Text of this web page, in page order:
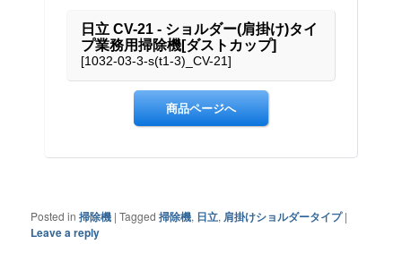
Posted in 掃除機 |Tagged 掃除機, 日立, 肩掛けショルダータイプ |
Leave a reply